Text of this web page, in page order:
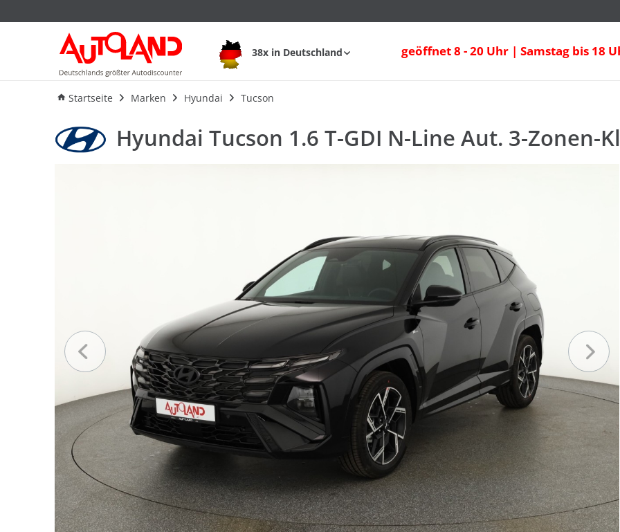
38x in Deutschland geöffnet 8 - 20 Uhr | Samstag bis 18
Startseite Marken Hyundai Tucson
Ausstattung Verbrauch
Hyundai Tucson 1.6 T-GDI N-Line Aut. 3-Zonen-